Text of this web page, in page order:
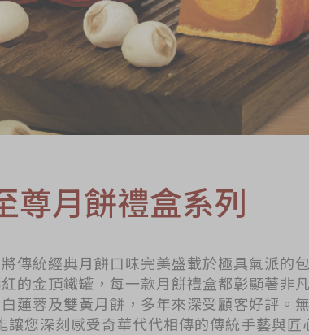
尊月餅禮盒系列
傳統經典月餅口味完美盛載於極具氣派的
的金頂鐵罐，每一款月餅禮盒都彰顯著非
蓮蓉及雙黃月餅，多年來深受顧客好評。
讓您深刻感受奇華代代相傳的傳統手藝與匠